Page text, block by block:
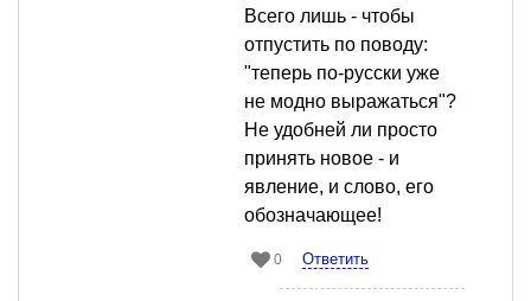
Всего лишь - чтобы
отпустить по поводу:
"теперь по-русски уже
не модно выражаться"?
Не удобней ли просто
принять новое - и
явление, и слово, его
обозначающее!
0 Ответить